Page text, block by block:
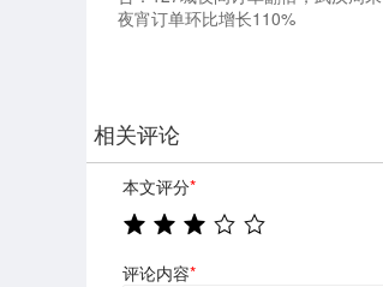
夜宵订单环比增长110%
相关评论
本文评分*
评论内容*